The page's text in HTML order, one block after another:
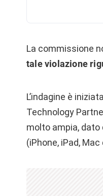
La commissione
tale violazione
L’indagine è
Technology
molto ampia, dato
(iPhone, iPad,